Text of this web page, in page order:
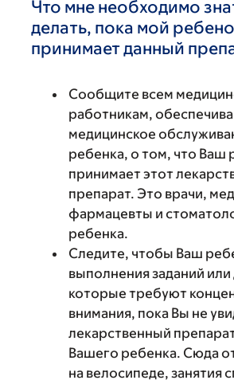
Что мне необходимо
делать, пока мой
принимает данный
Сообщите всем
работникам,
медицинское
ребенка, о том, что Ваш
принимает этот
препарат. Это врачи,
фармацевты и
ребенка.
Следите, чтобы Ваш
выполнения заданий или
которые требуют
внимания, пока Вы не
лекарственный
Вашего ребенка. Сюда
на велосипеде, занятия